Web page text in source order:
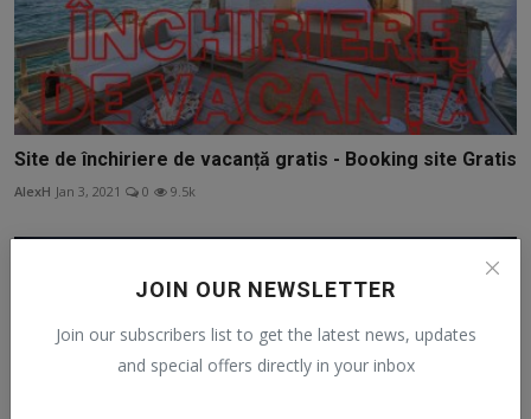
JOIN OUR NEWSLETTER
Join our subscribers list to get the latest news, updates
and special offers directly in your inbox
Site de închiriere de vacanță gratis - Booking site Gratis
AlexH Jan 3, 2021 0 9.5k